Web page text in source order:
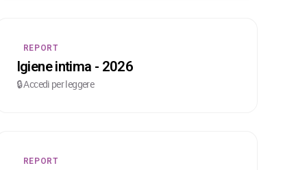
REPORT
Igiene intima - 2026
🔒 Accedi per leggere
REPORT